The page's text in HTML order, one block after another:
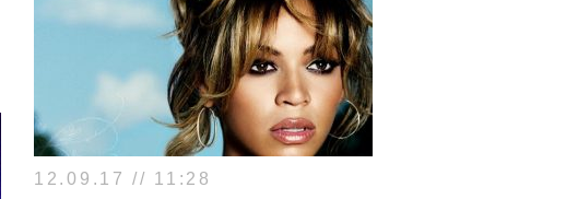
12.09.17 // 11:28